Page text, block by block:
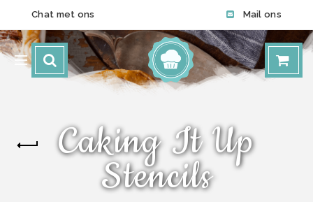
Chat met ons Mail ons
Caking It Up
Stencils